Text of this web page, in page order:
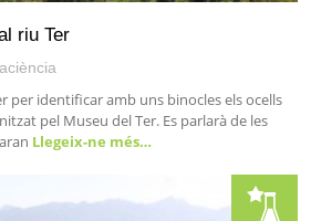
riu Ter
per identificar amb uns binocles els ocells
pel Museu del Ter. Es parlarà de les
Llegeix-ne més…